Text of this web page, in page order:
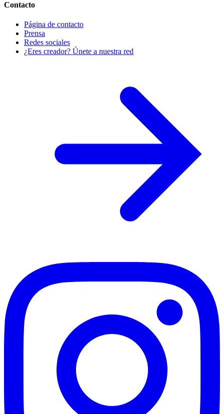
Contacto
Página de contacto
Prensa
Redes sociales
¿Eres creador? Únete a nuestra red